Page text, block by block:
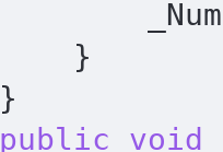
public void